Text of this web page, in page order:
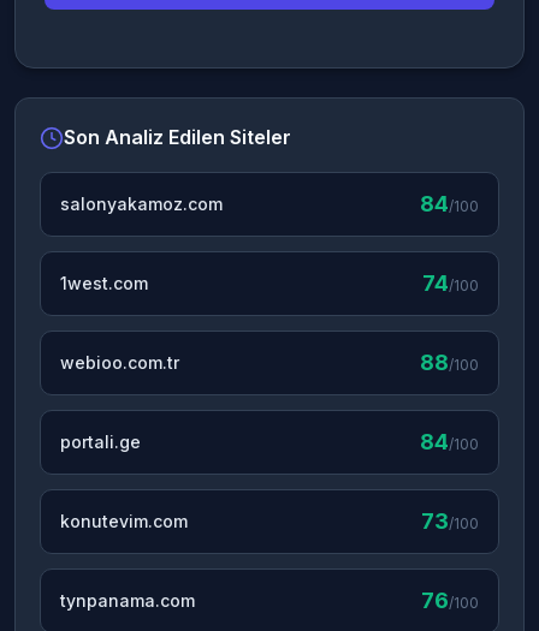
Son Analiz Edilen Siteler
salonyakamoz.com 84/100
1west.com 74/100
webioo.com.tr 88/100
portali.ge 84/100
konutevim.com 73/100
tynpanama.com 76/100